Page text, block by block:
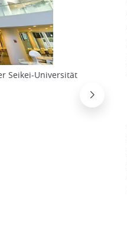
Seikei-Universität